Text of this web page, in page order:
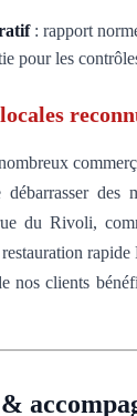
: rapport
pour les
débarrasser des
du Rivoli,
nos clients